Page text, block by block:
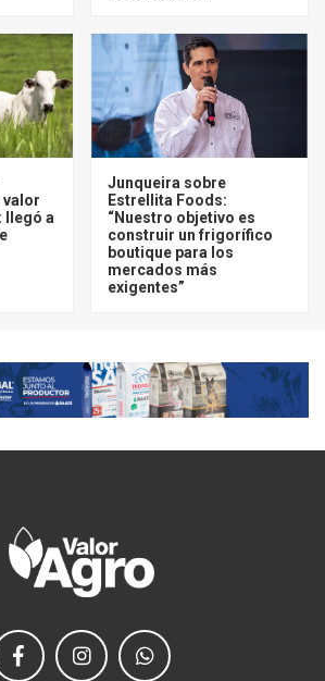
valor
llegó a
Junqueira sobre
Estrellita Foods:
“Nuestro objetivo es
construir un frigorífico
boutique para los
mercados más
exigentes”